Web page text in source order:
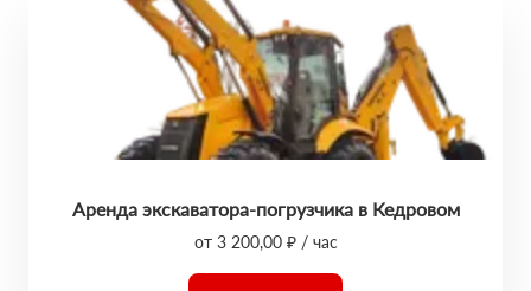
Аренда экскаватора-погрузчика в Кедровом
от 3 200,00 ₽ / час